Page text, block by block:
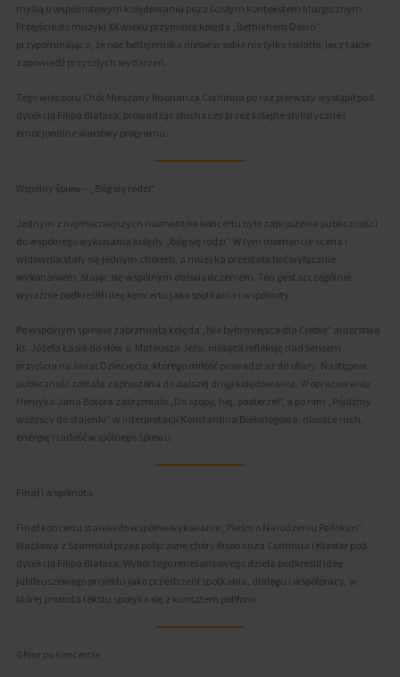
myślą o wspólnotowym kolędowaniu poza ścisłym kontekstem liturgicznym.
Przejście do muzyki XX wieku przyniosła kolęda „Bethlehem Down”,
przypominająca, że noc betlejemska niesie w sobie nie tylko światło, lecz także
zapowiedź przyszłych wydarzeń.
Tego wieczoru Chór Mieszany Risonanza Continua po raz pierwszy wystąpił pod
dyrekcją Filipa Białasa, prowadząc słuchaczy przez kolejne stylistyczne i
emocjonalne warstwy programu.
Wspólny śpiew – „Bóg się rodzi”
Jednym z najmocniejszych momentów koncertu było zaproszenie publiczności
do wspólnego wykonania kolędy „Bóg się rodzi”. W tym momencie scena i
widownia stały się jednym chórem, a muzyka przestała być wyłącznie
wykonaniem, stając się wspólnym doświadczeniem. Ten gest szczególnie
wyraźnie podkreślił ideę koncertu jako spotkania i wspólnoty.
Po wspólnym śpiewie zabrzmiała kolęda „Nie było miejsca dla Ciebie” autorstwa
ks. Józefa Łasia do słów o. Mateusza Jeża, niosąca refleksję nad sensem
przyjścia na świat Dziecięcia, którego miłość prowadzi aż do ofiary. Następnie
publiczność została zaproszona do dalszej drogi kolędowania. W opracowaniu
Henryka Jana Botora zabrzmiało „Do szopy, hej, pasterze!”, a po nim „Pójdźmy
wszyscy do stajenki” w interpretacji Konstantina Biełonogowa, niosące ruch,
energię i radość wspólnego śpiewu.
Finał i wspólnota
Finał koncertu stanowiło wspólne wykonanie „Pieśni o Narodzeniu Pańskim”
Wacława z Szamotuł przez połączone chóry Risonanza Continua i Klaster pod
dyrekcją Filipa Białasa. Wybór tego renesansowego dzieła podkreślił ideę
jubileuszowego projektu jako przestrzeni spotkania, dialogu i współpracy, w
której prostota tekstu spotyka się z kunsztem polifonii.
Głosy po koncercie